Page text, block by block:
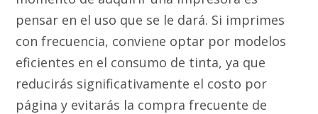
pensar en el uso que se le dará. Si imprimes
con frecuencia, conviene optar por modelos
eficientes en el consumo de tinta, ya que
reducirás significativamente el costo por
página y evitarás la compra frecuente de